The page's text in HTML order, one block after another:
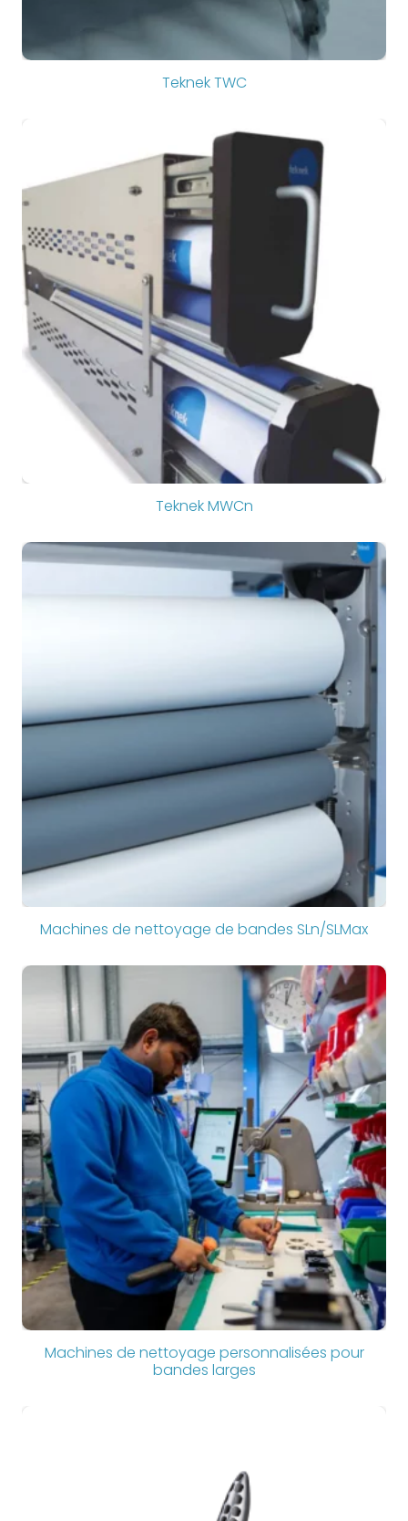
Teknek TWC
Teknek MWCn
Machines de nettoyage de bandes SLn/SLMax
Machines de nettoyage personnalisées pour
bandes larges